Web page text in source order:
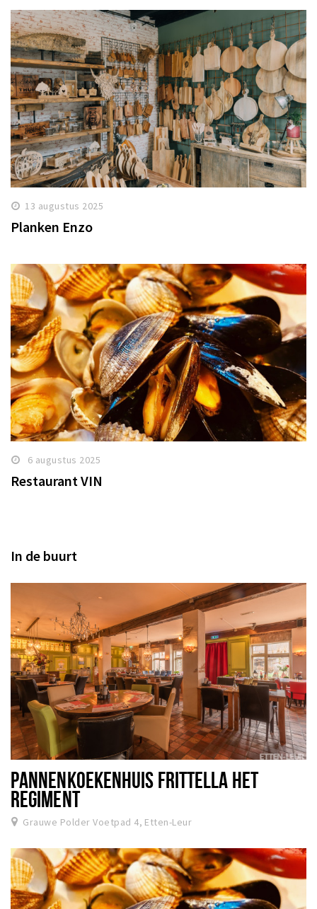
13 augustus 2025
Planken Enzo
6 augustus 2025
Restaurant VIN
In de buurt
PANNENKOEKENHUIS FRITTELLA HET
REGIMENT
Grauwe Polder Voetpad 4, Etten-Leur